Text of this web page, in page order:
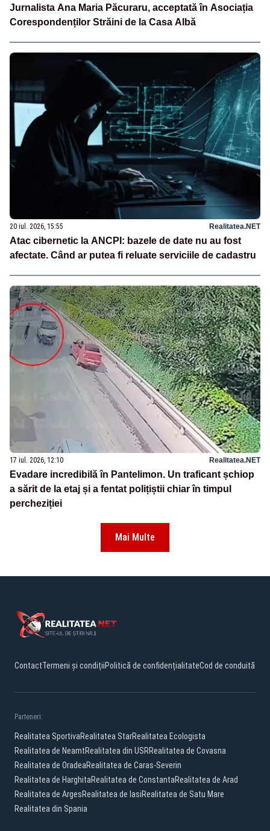
Jurnalista Ana Maria Păcuraru, acceptată în Asociația
Corespondenților Străini de la Casa Albă
20 iul. 2026, 15:55 Realitatea.NET
Atac cibernetic la ANCPI: bazele de date nu au fost
afectate. Când ar putea fi reluate serviciile de cadastru
17 iul. 2026, 12:10 Realitatea.NET
Evadare incredibilă în Pantelimon. Un traficant șchiop
a sărit de la etaj și a fentat polițiștii chiar în timpul
percheziției
Mai Multe
ContactTermeni și condițiiPolitică de confidențialitateCod de conduită
Parteneri:
Realitatea SportivaRealitatea StarRealitatea Ecologista
Realitatea de NeamtRealitatea din USRRealitatea de Covasna
Realitatea de OradeaRealitatea de Caras-Severin
Realitatea de HarghitaRealitatea de ConstantaRealitatea de Arad
Realitatea de ArgesRealitatea de IasiRealitatea de Satu Mare
Realitatea din Spania